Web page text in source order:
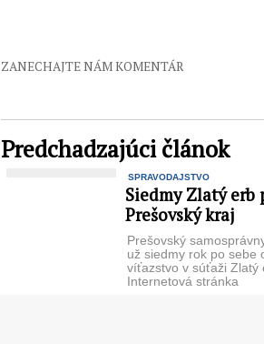
ZANECHAJTE NÁM KOMENTÁR
Predchadzajúci článok
SPRAVODAJSTVO
Siedmy Zlatý erb
Prešovský kraj
Prešovský
už siedmy rok po sebe
víťazstvo v súťaži Zla­tý
Internetová stránka